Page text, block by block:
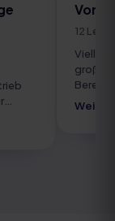
Von
12
großer
sehr